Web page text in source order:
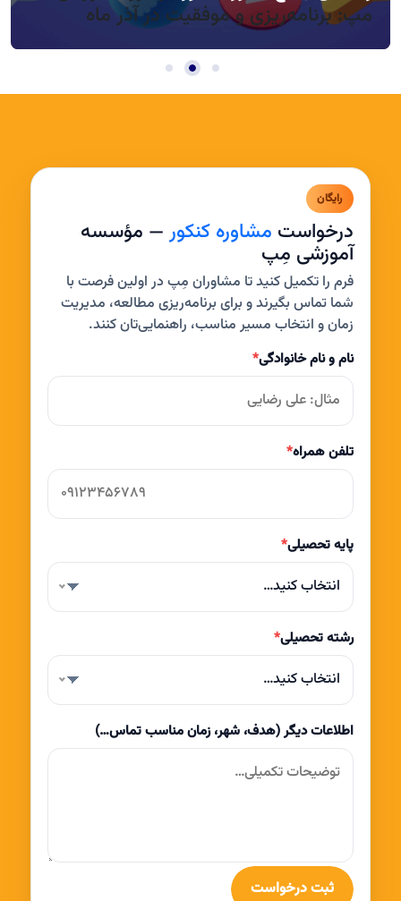
مپ: برنامه‌ریزی و موفقیت در آذر ماه
رایگان
درخواست مشاوره کنکور— مؤسسه
آموزشی مِپ
فرم را تکمیل کنید تا مشاوران مِپ در اولین فرصت با
شما تماس بگیرند و برای برنامه‌ریزی مطالعه، مدیریت
زمان و انتخاب مسیر مناسب، راهنمایی‌تان کنند.
نام و نام خانوادگی*
تلفن همراه*
پایه تحصیلی*
انتخاب کنید…
رشته تحصیلی*
انتخاب کنید…
اطلاعات دیگر (هدف، شهر، زمان مناسب تماس…)
ثبت درخواست